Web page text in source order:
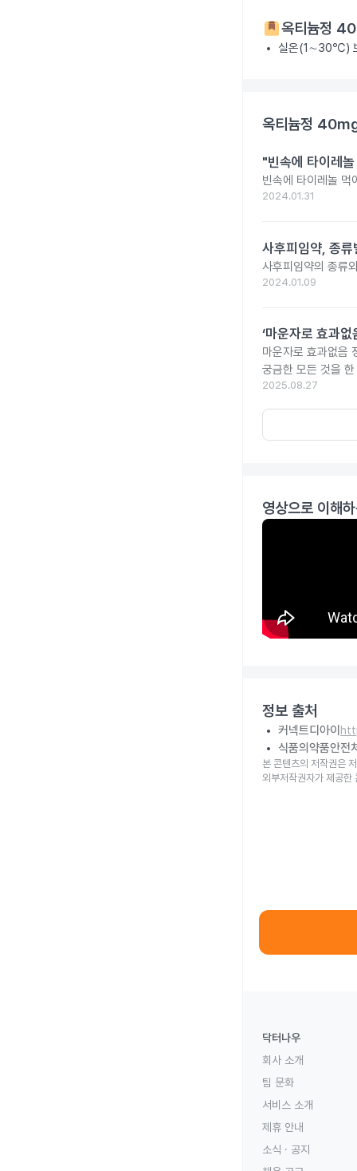
옥티늄정
실온(1∼30℃)
옥티늄정
"빈속에 타이레
빈속에 타이레놀 먹
2024.01.31
사후피임약, 종
사후피임약의 종류
2024.01.09
‘마운자로 효과
마운자로 효과없음
궁금한 모든 것을
2025.08.27
영상으로 이해
정보 출처
커넥트디아이
식품의약품안전
본 콘텐츠의 저작권은
외부저작권자가 제공한
닥터나우
회사 소개
팀 문화
서비스 소개
제휴 안내
소식 · 공지